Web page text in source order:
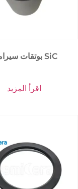
بوتقات سيراميك SiC
اقرأ المزيد